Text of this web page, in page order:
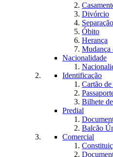
Divórcio
Óbito
Herança
Mudança
Nacionalidade
Identificação
Cartão
Bilhete
Predial
Balcão
Comercial